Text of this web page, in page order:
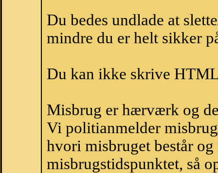
Du bedes undlade at
mindre du er helt sikker
Du kan ikke skrive
Misbrug er hærværk og
Vi politianmelder
hvori misbruget består
misbrugstidspunktet, så